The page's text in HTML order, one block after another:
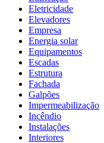
Eletricidade
Elevadores
Empresa
Energia solar
Equipamentos
Escadas
Estrutura
Fachada
Galpões
Impermeabilização
Incêndio
Instalações
Interiores